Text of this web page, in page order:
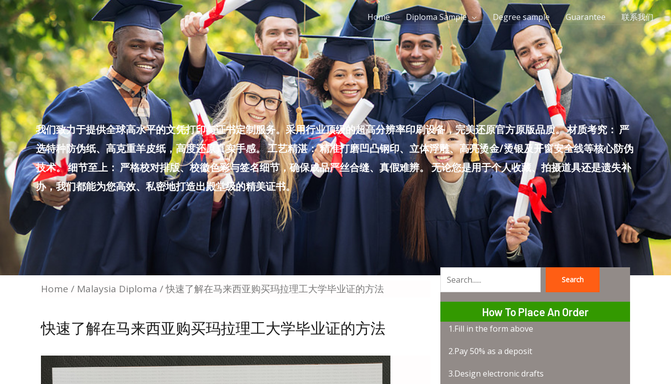
Skip
to
content
Home Diploma Sample Degree sample Guarantee 联系我们
我们致力于提供全球高水平的文凭打印与证书定制服务。采用行业顶级的超高分辨率印刷设备，完美还原官方原版品质。 材质考究： 严
选特种防伪纸、高克重羊皮纸，高度还原真实手感。 工艺精湛： 精准打磨凹凸钢印、立体浮雕、高亮烫金/烫银及开窗安全线等核心防伪
技术。 细节至上： 严格校对排版、校徽色彩与签名细节，确保成品严丝合缝、真假难辨。 无论您是用于个人收藏、拍摄道具还是遗失补
办，我们都能为您高效、私密地打造出殿堂级的精美证书。
Home / Malaysia Diploma / 快速了解在马来西亚购买玛拉理工大学毕业证的方法
快速了解在马来西亚购买玛拉理工大学毕业证的方法
Search
How To Place An Order
1.Fill in the form above
2.Pay 50% as a deposit
3.Design electronic drafts